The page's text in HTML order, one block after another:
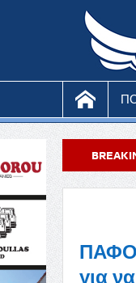
NEWS
των Κοκκίνων για
για